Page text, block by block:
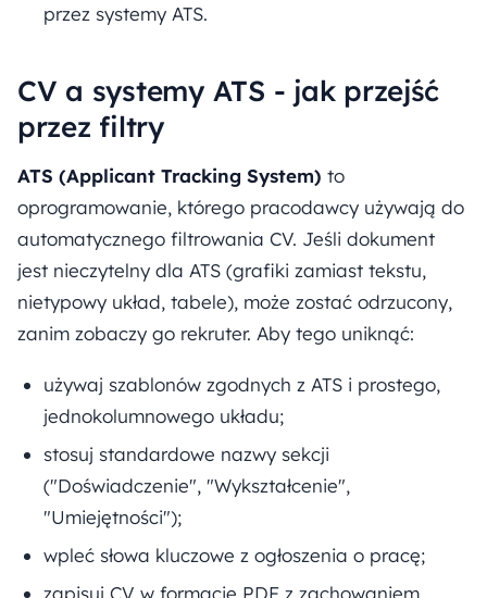
przez systemy ATS.
CV a systemy ATS - jak przejść
przez filtry
ATS (Applicant Tracking System) to
oprogramowanie, którego pracodawcy używają do
automatycznego filtrowania CV. Jeśli dokument
jest nieczytelny dla ATS (grafiki zamiast tekstu,
nietypowy układ, tabele), może zostać odrzucony,
zanim zobaczy go rekruter. Aby tego uniknąć:
używaj szablonów zgodnych z ATS i prostego,
jednokolumnowego układu;
stosuj standardowe nazwy sekcji
("Doświadczenie", "Wykształcenie",
"Umiejętności");
wpleć słowa kluczowe z ogłoszenia o pracę;
zapisuj CV w formacie PDF z zachowaniem